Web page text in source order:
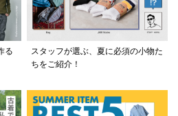
る
スタッフが選ぶ、夏に必須の小物た
ちをご紹介！